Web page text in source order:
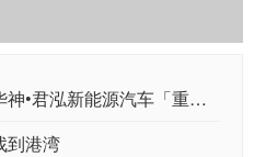
打赢蓝天保卫战一一东风华神•君泓新能源汽车「重卡」 强势来袭
到港湾